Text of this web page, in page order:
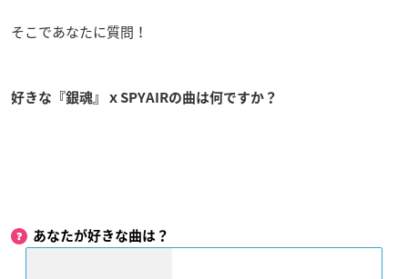
そこであなたに質問！
好きな『銀魂』ｘSPYAIRの曲は何ですか？
あなたが好きな曲は？